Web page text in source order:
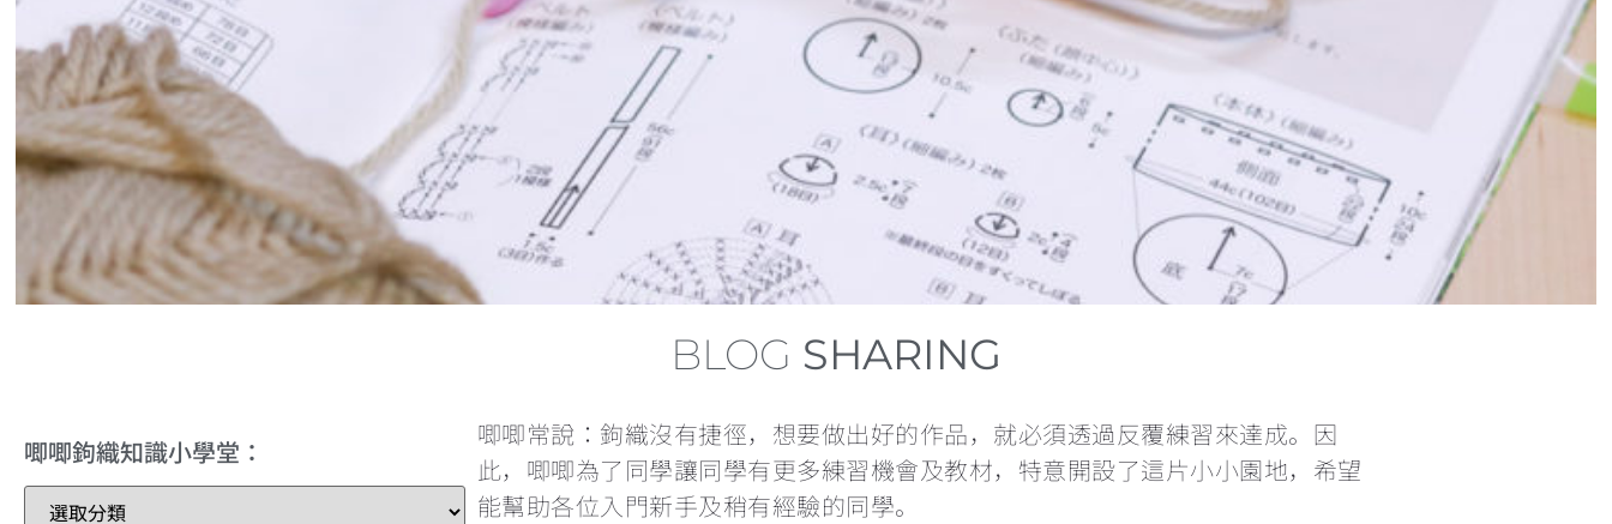
小技巧篇：圓形為甚麼會起角變成多邊形？
繞線後到底要拉多高？
理想的左手拿線姿勢+補救技巧
鉤針要怎麼選？不同材質有甚麼分別？
BLOG SHARING
唧唧鉤織知識小學堂：
唧唧常說：鉤織沒有捷徑，想要做出好的作品，就必須透過反覆練習來達成。因
此，唧唧為了同學讓同學有更多練習機會及教材，特意開設了這片小小園地，希望
能幫助各位入門新手及稍有經驗的同學。